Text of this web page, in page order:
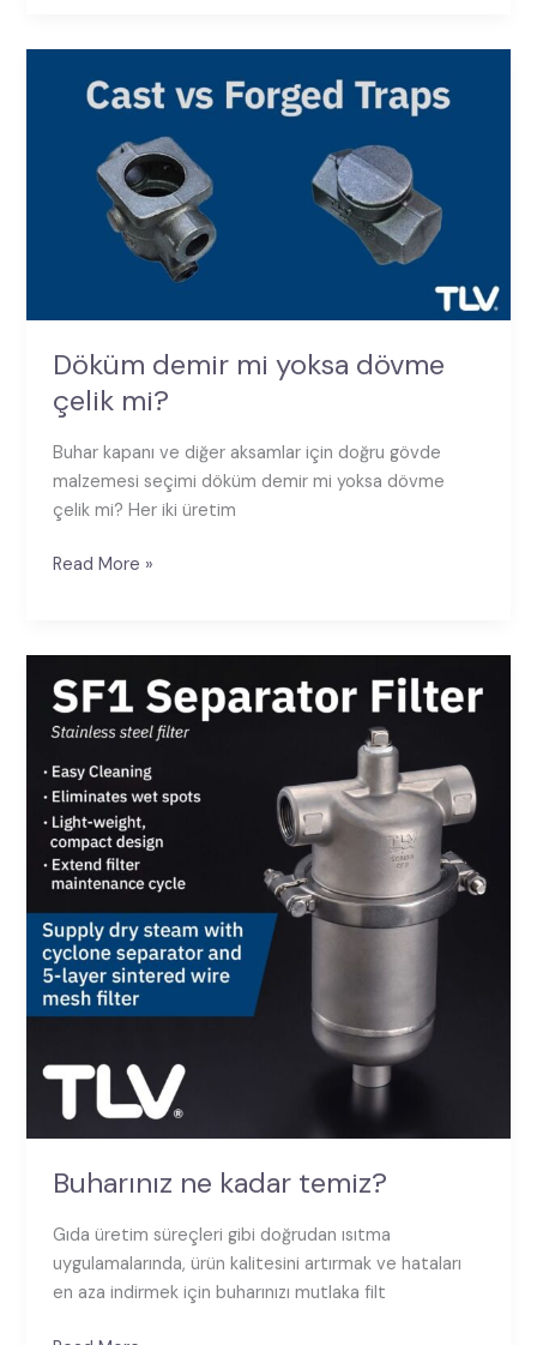
Döküm demir mi yoksa dövme
çelik mi?
Buhar kapanı ve diğer aksamlar için doğru gövde
malzemesi seçimi döküm demir mi yoksa dövme
çelik mi? Her iki üretim
demir
dövme
Read More »
Buharınız ne kadar temiz?
Gıda üretim süreçleri gibi doğrudan ısıtma
uygulamalarında, ürün kalitesini artırmak ve hataları
en aza indirmek için buharınızı mutlaka filt
ne
kadar